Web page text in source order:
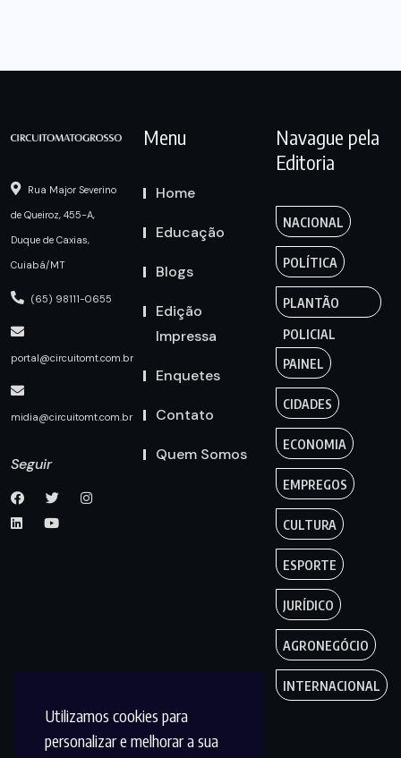
Utilizamos cookies para
personalizar e melhorar a sua
Rua Major Severino
de Queiroz, 455-A,
Duque de Caxias,
Cuiabá/MT
(65) 98111-0655
portal@circuitomt.com.br
midia@circuitomt.com.br
Seguir
Menu
Home
Educação
Blogs
Edição
Impressa
Enquetes
Contato
Quem Somos
Navague pela
Editoria
NACIONAL
POLÍTICA
PLANTÃO
POLICIAL
PAINEL
CIDADES
ECONOMIA
EMPREGOS
CULTURA
ESPORTE
JURÍDICO
AGRONEGÓCIO
INTERNACIONAL